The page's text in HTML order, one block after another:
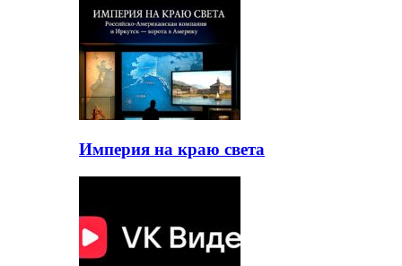
Империя на краю света